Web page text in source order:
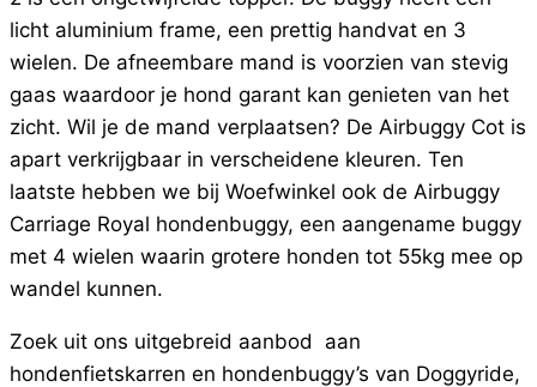
licht aluminium frame, een prettig handvat en 3
wielen. De afneembare mand is voorzien van stevig
gaas waardoor je hond garant kan genieten van het
zicht. Wil je de mand verplaatsen? De Airbuggy Cot is
apart verkrijgbaar in verscheidene kleuren. Ten
laatste hebben we bij Woefwinkel ook de Airbuggy
Carriage Royal hondenbuggy, een aangename buggy
met 4 wielen waarin grotere honden tot 55kg mee op
wandel kunnen.
Zoek uit ons uitgebreid aanbod aan
hondenfietskarren en hondenbuggy’s van Doggyride,